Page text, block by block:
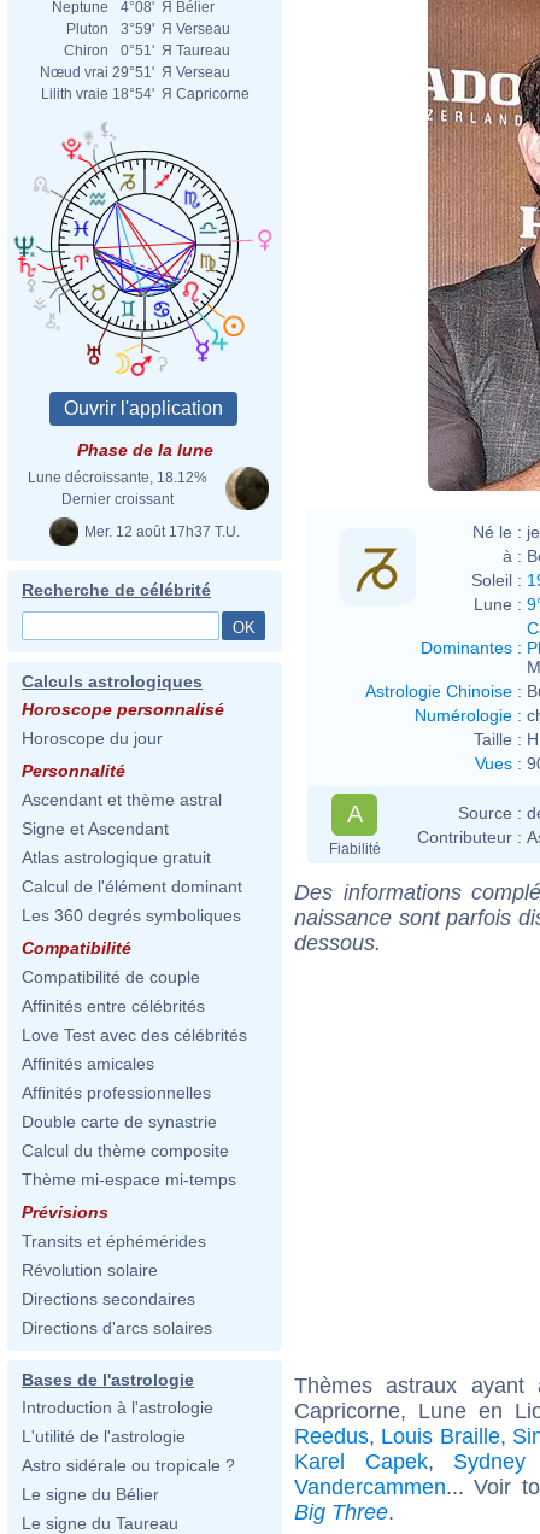
Neptune
4°08' Я Bélier
Pluton
3°59' Я Verseau
Chiron
0°51' Я Taureau
Nœud vrai 29°51' Я Verseau
Lilith vraie 18°54' Я Capricorne
Phase de la lune
Lune décroissante, 18.12%
Dernier croissant
Mer. 12 août 17h37 T.U.
Recherche de célébrité
Calculs astrologiques
Horoscope personnalisé
Horoscope du jour
Personnalité
Ascendant et thème astral
Signe et Ascendant
Atlas astrologique gratuit
Calcul de l'élément dominant
Les 360 degrés symboliques
Compatibilité
Compatibilité de couple
Affinités entre célébrités
Love Test avec des célébrités
Affinités amicales
Affinités professionnelles
Double carte de synastrie
Calcul du thème composite
Thème mi-espace mi-temps
Prévisions
Transits et éphémérides
Révolution solaire
Directions secondaires
Directions d'arcs solaires
Bases de l'astrologie
Introduction à l'astrologie
L'utilité de l'astrologie
Astro sidérale ou tropicale ?
Le signe du Bélier
Le signe du Taureau
Né le :
à :
Soleil :
Lune :
Dominantes :
Astrologie Chinoise :
Numérologie :
Taille :
Vues :
A
Fiabilité
Source :
Contributeur :
Des informations
naissance sont parfois
dessous.
Thèmes astraux
Capricorne, Lune en
Reedus, Louis Braille,
Karel Capek, Sydney
Vandercammen... Voir
Big Three.